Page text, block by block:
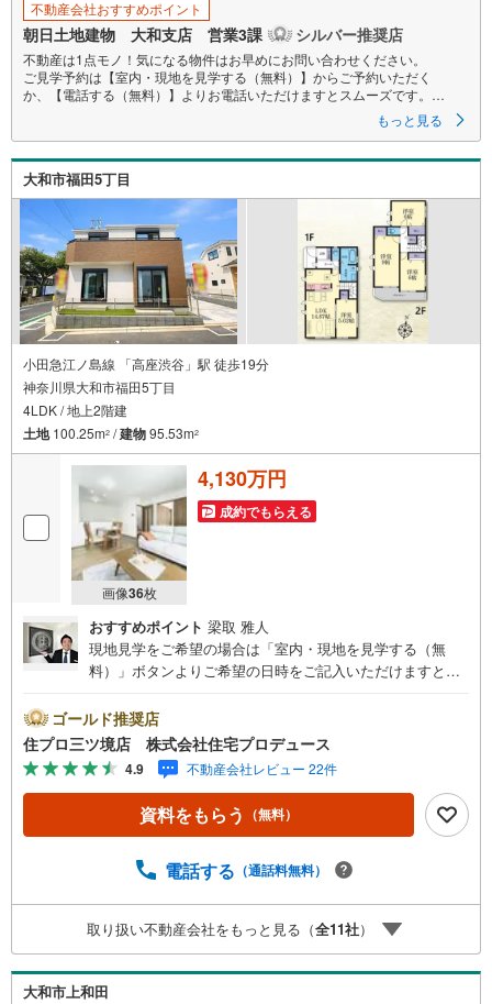
不動産会社おすすめポイント
朝日土地建物 大和支店 営業3課 シルバー推奨店
不動産は1点モノ！気になる物件はお早めにお問い合わせください。
ご見学予約は【室内・現地を見学する（無料）】からご予約いただく
か、【電話する（無料）】よりお電話いただけますとスムーズです。
ご自宅へお迎え、最寄り駅等でお待ち合わせなど、お気軽にご相談くださ
い。
周辺環境、お客様の希望に合わせた物件もご案内致します。
おおよその所要時間や内容は下記をご参考ください
〇ご希望条件のご相談（30分～）〇資金計画のご相談（30分～）
〇現地/物件見学（30分～）〇周辺環境のご紹介（30分～）
■その他、各種ローンのご相談もお気軽にどうぞ！
・自己資金はないけど家は買える？
・転職したばかりだけどローンは組めるの？
・住宅ローンが残っているけど？
☆経験豊富な住宅ローンアドバイザーが何でもお答えします！
「住まいを通じて一生涯のお付き合い」
地域密着を合言葉に創業42年、成約件数7万件突破。
不動産探しは朝日土地建物大和支店にお任せください！
広告未掲載物件など多数ご用意して、スタッフ一同お待ちしております！
もっと見る
大和市福田5丁目
小田急江ノ島線 「高座渋谷」駅 徒歩19分
神奈川県大和市福田5丁目
4LDK / 地上2階建
土地100.25m2 /建物95.53m2
画像36枚
4,130万円
成約でもらえる
おすすめポイント 梁取 雅人
現地見学をご希望の場合は「室内・現地を見学する（無
料）」ボタンよりご希望の日時をご記入いただけますとス
間市エリアに強い！ 住プロは、大和市・綾瀬市・座間市エ
リアの不動産売買専門会社です！最新物件情報や当社限定
で販売する物件情報も多数ございますので、お気軽にお問
合せ下さい！ -------------- 弊社独自の住宅ローン提案システ
ム 弊社ではファイナンシャル専門スタッフによる【丁寧な
資金アドバイス】【ファイナンシャルプラン提案書の作
【定年時の住宅ローン残高】【住宅購入者だけが加入でき
ナス】これから多くなる【教育費】住宅を買った後から始
まる【住宅ローン返済】65歳以上から必要になる【老後の
費用負担】住宅探しの【このタイミング】で不安な部分を
明確にしていきませんか？？ --------------
ゴールド推奨店
住プロ三ツ境店 株式会社住宅プロデュース
4.9 不動産会社レビュー 22件
資料をもらう （無料）
電話する （通話料無料）
取り扱い不動産会社をもっと見る（全11社）
大和市上和田